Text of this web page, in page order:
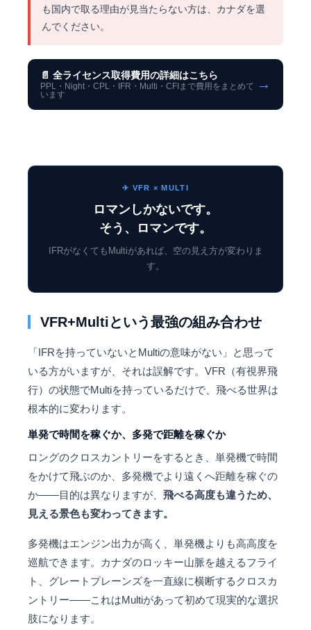
も国内で取る理由が見当たらない方は、カナダを選
んでください。
📄 全ライセンス取得費用の詳細はこちら
PPL・Night・CPL・IFR・Multi・CFIまで費用をまとめて
います
→
✈ VFR × MULTI
ロマンしかないです。
そう、ロマンです。
IFRがなくてもMultiがあれば、空の見え方が変わりま
す。
VFR+Multiという最強の組み合わせ
「IFRを持っていないとMultiの意味がない」と思って
いる方がいますが、それは誤解です。VFR（有視界飛
行）の状態でMultiを持っているだけで、飛べる世界は
根本的に変わります。
単発で時間を稼ぐか、多発で距離を稼ぐか
ロングのクロスカントリーをするとき、単発機で時間
をかけて飛ぶのか、多発機でより遠くへ距離を稼ぐの
か——目的は異なりますが、 飛べる高度も違うため、
見える景色も変わってきます。
多発機はエンジン出力が高く、単発機よりも高高度を
巡航できます。カナダのロッキー山脈を越えるフライ
ト、グレートプレーンズを一直線に横断するクロスカ
ントリー——これはMultiがあって初めて現実的な選択
肢になります。